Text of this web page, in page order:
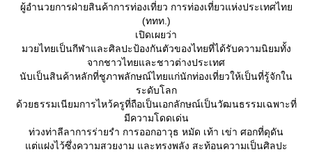
ผู้อำนวยการฝ่ายสินค้าการท่องเที่ยว การท่องเที่ยวแห่งประเทศไท
(ททท.)
เปิดเผยว่า
มวยไทยเป็นกีฬาและศิลปะป้องกันตัวของไทยที่ได้รับความนิยมทั้ง
จากชาวไทยและชาวต่างประเทศ
นับเป็นสินค้าหลักที่ชูภาพลักษณ์ไทยแก่นักท่องเที่ยวให้เป็นที่รู้จักใน
ระดับโลก
ด้วยธรรมเนียมการไหว้ครูที่ถือเป็นเอกลักษณ์เป็นวัฒนธรรมเฉพาะที่
มีความโดดเด่น
ท่วงท่าลีลาการร่ายรำ การออกอาวุธ หมัด เท้า เข่า ศอกที่ดุดัน
ต่แฝงไว้ซึ่งความสวยงาม และทรงพลัง สะท้อนความเป็นศิลปะ